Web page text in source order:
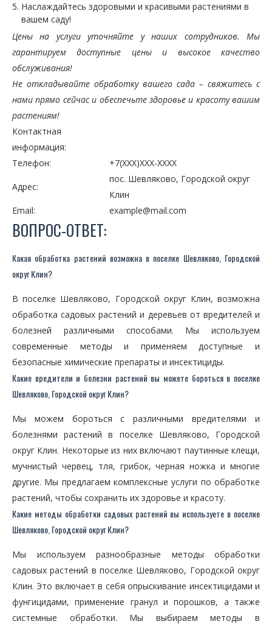
Наслаждайтесь здоровыми и красивыми растениями в
вашем саду!
Цены на услуги уточняйте у наших сотрудников. Мы
гарантируем доступные цены и высокое качество
обслуживания!
Не откладывайте обработку вашего сада – свяжитесь с
нами прямо сейчас и обеспечьте здоровье и красоту вашим
растениям!
Контактная
информация:
Телефон:
+7(XXX)XXX-XXXX
Адрес:
пос. Шевляково, Городской округ
Клин
Email:
example@mail.com
ВОПРОС-ОТВЕТ:
Какая обработка растений возможна в поселке Шевляково, Городской
округ Клин?
В поселке Шевляково, Городской округ Клин, возможна
обработка садовых растений и деревьев от вредителей и
болезней различными способами. Мы используем
современные методы и применяем доступные и
безопасные химические препараты и инсектициды.
Какие вредители и болезни растений вы можете бороться в поселке
Шевляково, Городской округ Клин?
Мы можем бороться с различными вредителями и
болезнями растений в поселке Шевляково, Городской
округ Клин. Некоторые из них включают паутинные клещи,
мучнистый червец, тля, грибок, черная ножка и многие
другие. Мы предлагаем комплексные услуги по обработке
растений, чтобы сохранить их здоровье и красоту.
Какие методы обработки садовых растений вы используете в поселке
Шевляково, Городской округ Клин?
Мы используем разнообразные методы обработки
садовых растений в поселке Шевляково, Городской округ
Клин. Это включает в себя опрыскивание инсектицидами и
фунгицидами, применение гранул и порошков, а также
системные обработки. Мы выбираем методы в